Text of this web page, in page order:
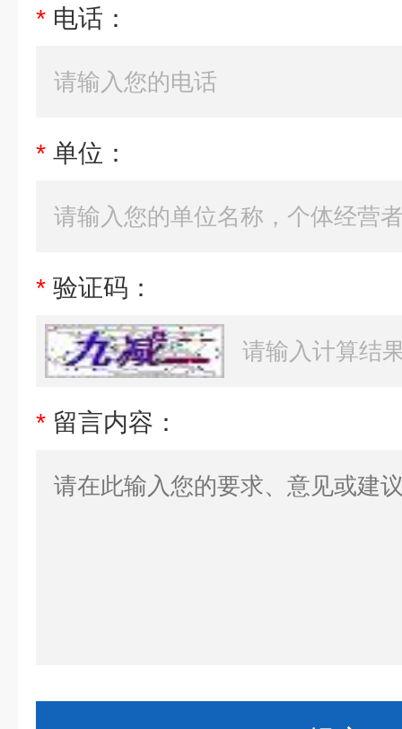
* 电话：
* 单位：
* 验证码：
* 留言内容：